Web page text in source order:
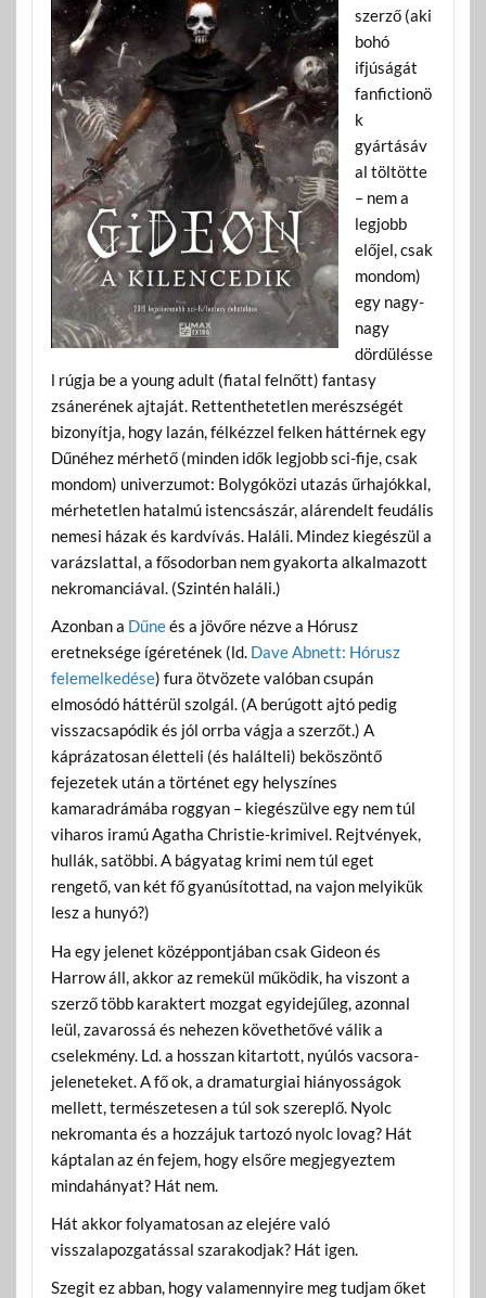
szerző (aki
bohó
ifjúságát
fanfictionö
k
gyártásáv
al töltötte
– nem a
legjobb
előjel, csak
mondom)
egy nagy-
nagy
dördülésse
l rúgja be a young adult (fiatal felnőtt) fantasy
zsánerének ajtaját. Rettenthetetlen merészségét
bizonyítja, hogy lazán, félkézzel felken háttérnek egy
Dűnéhez mérhető (minden idők legjobb sci-fije, csak
mondom) univerzumot: Bolygóközi utazás űrhajókkal,
mérhetetlen hatalmú istencsászár, alárendelt feudális
nemesi házak és kardvívás. Haláli. Mindez kiegészül a
varázslattal, a fősodorban nem gyakorta alkalmazott
nekromanciával. (Szintén haláli.)
Azonban a Dűneés a jövőre nézve a Hórusz
eretneksége ígéretének (ld. Dave Abnett: Hórusz
felemelkedése) fura ötvözete valóban csupán
elmosódó háttérül szolgál. (A berúgott ajtó pedig
visszacsapódik és jól orrba vágja a szerzőt.) A
káprázatosan életteli (és halálteli) beköszöntő
fejezetek után a történet egy helyszínes
kamaradrámába roggyan – kiegészülve egy nem túl
viharos iramú Agatha Christie-krimivel. Rejtvények,
hullák, satöbbi. A bágyatag krimi nem túl eget
rengető, van két fő gyanúsítottad, na vajon melyikük
lesz a hunyó?)
Ha egy jelenet középpontjában csak Gideon és
Harrow áll, akkor az remekül működik, ha viszont a
szerző több karaktert mozgat egyidejűleg, azonnal
leül, zavarossá és nehezen követhetővé válik a
cselekmény. Ld. a hosszan kitartott, nyúlós vacsora-
jeleneteket. A fő ok, a dramaturgiai hiányosságok
mellett, természetesen a túl sok szereplő. Nyolc
nekromanta és a hozzájuk tartozó nyolc lovag? Hát
káptalan az én fejem, hogy elsőre megjegyeztem
mindahányat? Hát nem.
Hát akkor folyamatosan az elejére való
visszalapozgatással szarakodjak? Hát igen.
Szegit ez abban, hogy valamennyire meg tudjam őket